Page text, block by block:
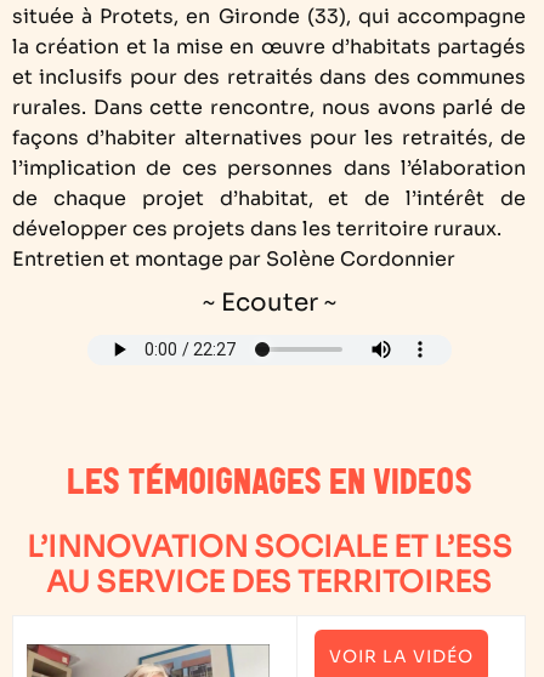
située à Protets, en Gironde (33), qui accompagne
la création et la mise en œuvre d’habitats partagés
et inclusifs pour des retraités dans des communes
rurales. Dans cette rencontre, nous avons parlé de
façons d’habiter alternatives pour les retraités, de
l’implication de ces personnes dans l’élaboration
de chaque projet d’habitat, et de l’intérêt de
développer ces projets dans les territoire ruraux.
Entretien et montage par Solène Cordonnier
~ Ecouter ~
LES TÉMOIGNAGES EN VIDEOS
L’INNOVATION SOCIALE ET L’ESS
AU SERVICE DES TERRITOIRES
VOIR LA VIDÉO